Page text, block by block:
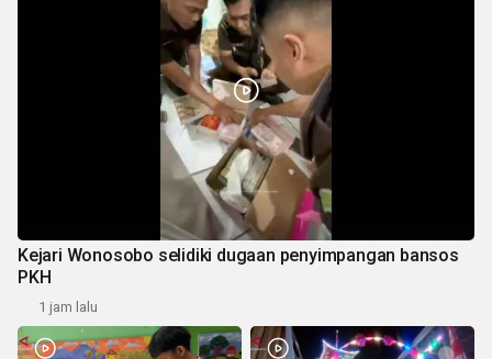
Kejari Wonosobo selidiki dugaan penyimpangan bansos
PKH
1 jam lalu